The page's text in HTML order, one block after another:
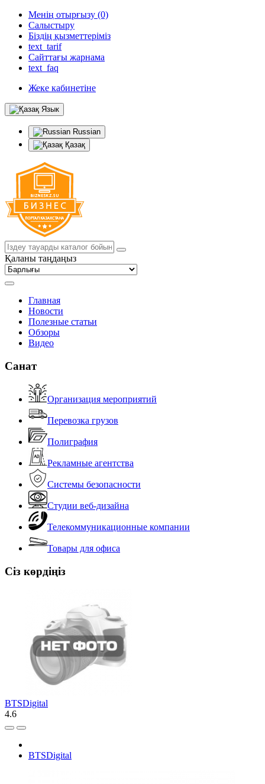
Менің отырғызу (0)
Салыстыру
Біздің қызметтеріміз
text_tarif
Сайттағы жарнама
text_faq
Жеке кабинетіне
Язык
Russian
Қазақ
Қаланы таңдаңыз
Главная
Новости
Полезные статьи
Обзоры
Видео
Санат
Организация мероприятий
Перевозка грузов
Полиграфия
Рекламные агентства
Системы безопасности
Студии веб-дизайна
Телекоммуникационные компании
Товары для офиса
Сіз көрдіңіз
BTSDigital
4.6
BTSDigital